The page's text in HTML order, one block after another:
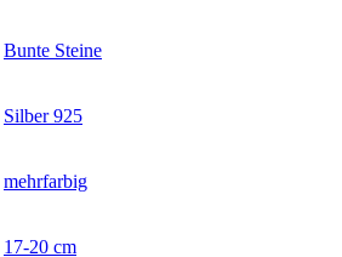
Bunte Steine
Silber 925
mehrfarbig
17-20 cm